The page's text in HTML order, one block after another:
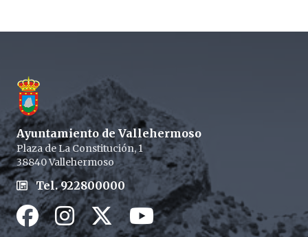
Ayuntamiento de Vallehermoso
Plaza de La Constitución, 1
38840 Vallehermoso
Tel. 922800000
FacebookInstagramTwitter / XYoutube / X